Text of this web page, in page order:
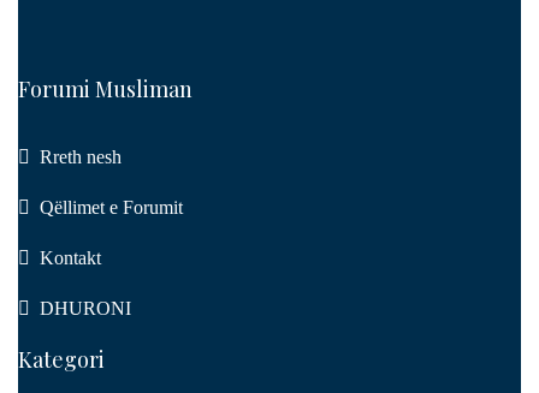
Forumi Musliman
Rreth nesh
Qëllimet e Forumit
Kontakt
DHURONI
Kategori